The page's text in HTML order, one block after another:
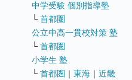
中学受験 個別指導塾
└ 首都圏
公立中高一貫校対策 塾
└ 首都圏
小学生 塾
└ 首都圏 ｜ 東海 ｜ 近畿